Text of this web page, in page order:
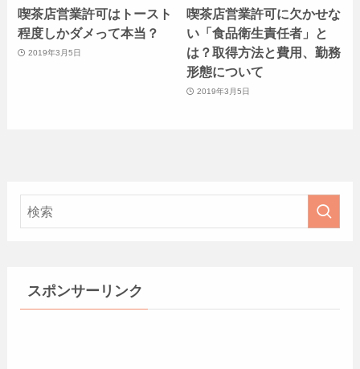
喫茶店営業許可はトースト
程度しかダメって本当？
2019年3月5日
喫茶店営業許可に欠かせな
い「食品衛生責任者」と
は？取得方法と費用、勤務
形態について
2019年3月5日
スポンサーリンク